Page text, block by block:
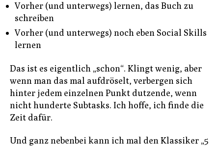
Vorher (und unterwegs) lernen, das Buch zu
schreiben
Vorher (und unterwegs) noch eben Social Skills
lernen
Das ist es eigentlich „schon“. Klingt wenig, aber
wenn man das mal aufdröselt, verbergen sich
hinter jedem einzelnen Punkt dutzende, wenn
nicht hunderte Subtasks. Ich hoffe, ich finde die
Zeit dafür.
Und ganz nebenbei kann ich mal den Klassiker „5